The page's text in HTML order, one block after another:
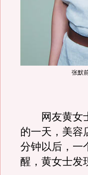
张默
网友黄女士
的一天，美容
分钟以后，一
醒，黄女士发